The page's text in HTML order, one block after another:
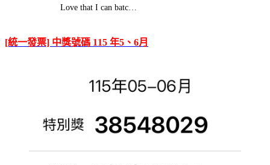
Love that I can batc…
[統一發票] 中獎號碼 115 年5、6月